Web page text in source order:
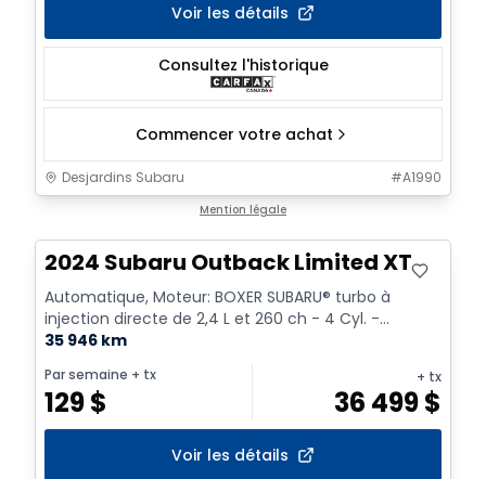
Voir les détails
Consultez l'historique
Commencer votre achat
Desjardins Subaru #A1990
Mention légale
2024 Subaru Outback Limited XT
Automatique, Moteur: BOXER SUBARU® turbo à
injection directe de 2,4 L et 260 ch - 4 Cyl. -
Essence
35 946 km
Par semaine + tx
129$
+ tx
36 499$
Voir les détails